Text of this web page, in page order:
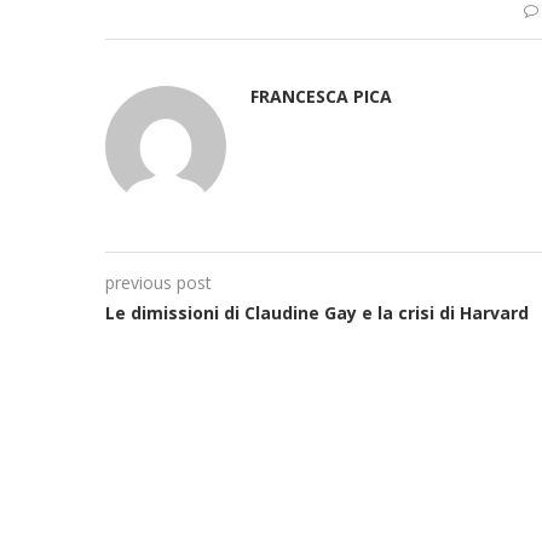
FRANCESCA PICA
previous post
Le dimissioni di Claudine Gay e la crisi di Harvard